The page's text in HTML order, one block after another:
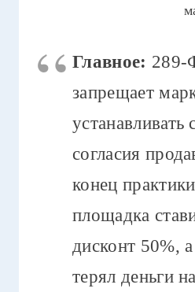
Главное: 289-
запрещает
устанавливать
согласия
конец
площадка
дисконт 50%,
терял деньги